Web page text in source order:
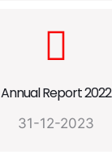
Annual Report 2022
31-12-2023